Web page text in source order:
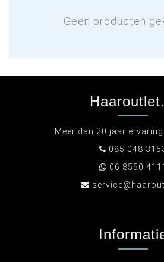
Geen producten
Meer dan 20 jaar
085 048
06 8550 4111